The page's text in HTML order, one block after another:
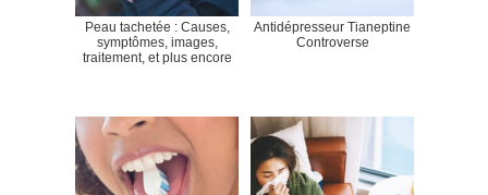
Peau tachetée : Causes,
symptômes, images,
traitement, et plus encore
Antidépresseur Tianeptine
Controverse